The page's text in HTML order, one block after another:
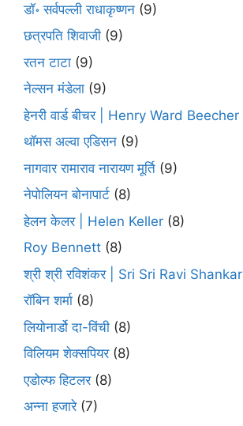
डॉ॰ सर्वपल्ली राधाकृष्णन (9)
छत्रपति शिवाजी (9)
रतन टाटा (9)
नेल्सन मंडेला (9)
हेनरी वार्ड बीचर | Henry Ward Beecher
थॉमस अल्वा एडिसन (9)
नागवार रामाराव नारायण मूर्ति (9)
नेपोलियन बोनापार्ट (8)
हेलन केलर | Helen Keller (8)
Roy Bennett (8)
श्री श्री रविशंकर | Sri Sri Ravi Shankar
रॉबिन शर्मा (8)
लियोनार्डो दा-विंची (8)
विलियम शेक्सपियर(8)
एडोल्फ हिटलर(8)
अन्ना हजारे(7)